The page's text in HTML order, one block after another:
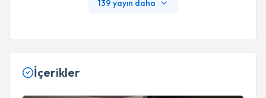
139 yayın daha
İçerikler